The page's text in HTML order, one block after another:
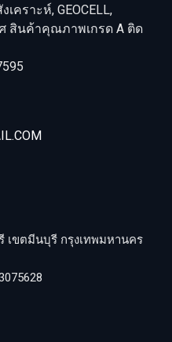
เคราะห์, GEOCELL,
ศ สินค้าคุณภาพเกรด A ติด
เขตมีนบุรี กรุงเทพมหานคร